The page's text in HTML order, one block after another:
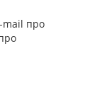
mail про